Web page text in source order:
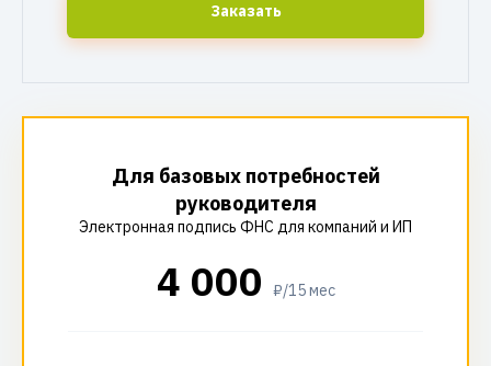
Заказать
Для базовых потребностей
руководителя
Электронная подпись ФНС для компаний и ИП
4 000 ₽/15 мес